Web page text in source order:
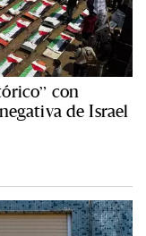
con
de Israel